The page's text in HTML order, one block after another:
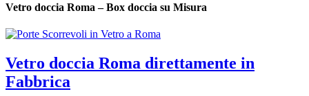
Vetro doccia Roma – Box doccia su Misura
Vetro doccia Roma direttamente in
Fabbrica